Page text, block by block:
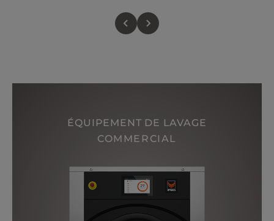
ÉQUIPEMENT DE LAVAGE
COMMERCIAL